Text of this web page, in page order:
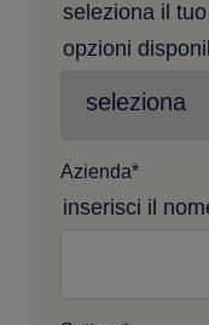
seleziona il
opzioni
Azienda*
inserisci il